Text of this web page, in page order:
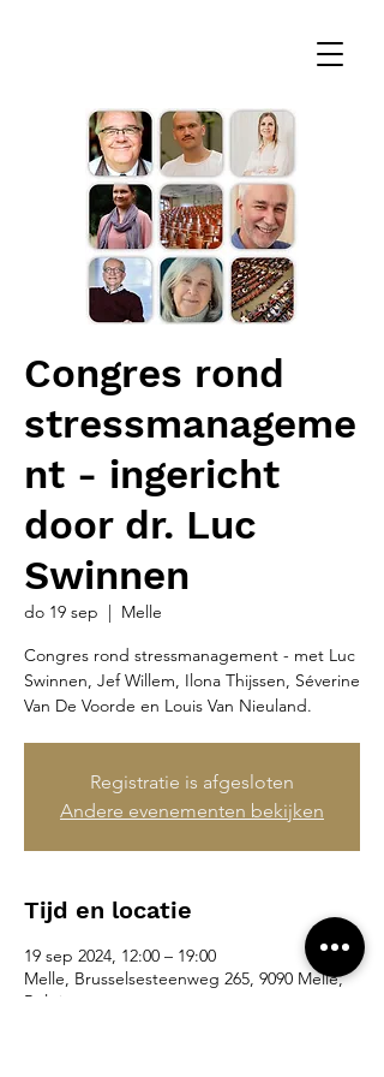
Congres rond
stressmanageme
nt - ingericht
door dr. Luc
Swinnen
do 19 sep
  |
Melle
Congres rond stressmanagement - met Luc
Swinnen, Jef Willem, Ilona Thijssen, Séverine
Van De Voorde en Louis Van Nieuland.
Registratie is afgesloten
Andere evenementen bekijken
Tijd en locatie
19 sep 2024, 12:00 – 19:00
Melle, Brusselsesteenweg 265, 9090 Melle,
België